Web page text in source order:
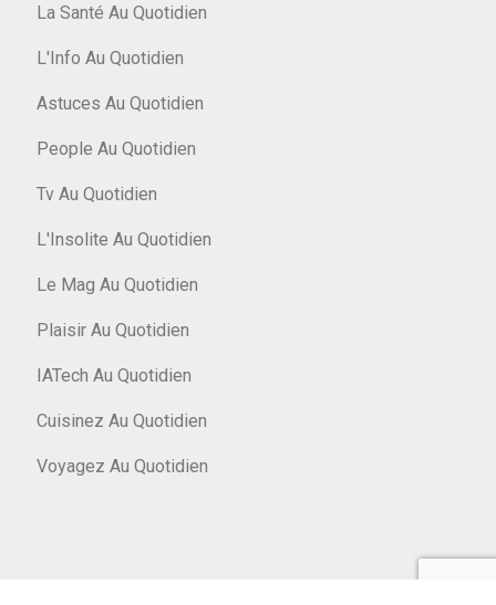
La Santé Au Quotidien
L'Info Au Quotidien
Astuces Au Quotidien
People Au Quotidien
Tv Au Quotidien
L'Insolite Au Quotidien
Le Mag Au Quotidien
Plaisir Au Quotidien
IATech Au Quotidien
Cuisinez Au Quotidien
Voyagez Au Quotidien